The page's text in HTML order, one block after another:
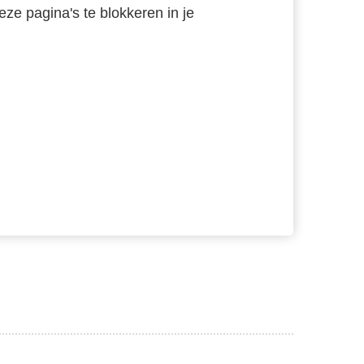
pagina's te blokkeren in je